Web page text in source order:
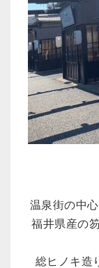
温泉街の中
福井県産の
総ヒノキ造